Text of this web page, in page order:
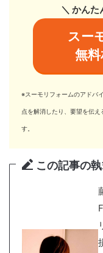
＼ かん
スー
無
※スーモリフォームのアドバ
点を解消したり、要望を伝
す。
この記事の